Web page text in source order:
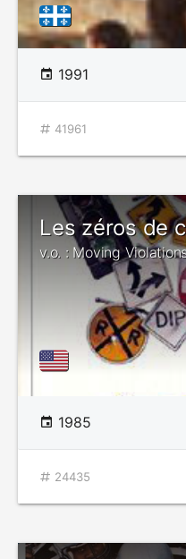
1991
41961
Les zéros de
v.o. : Moving
1985
24435